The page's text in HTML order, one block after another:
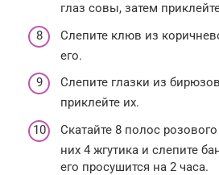
глаз совы, затем
Слепите клюв из
его.
Слепите глазки из
приклейте их.
Скатайте 8 полос розового
них 4 жгутика и слепите
его просушится на 2 часа.